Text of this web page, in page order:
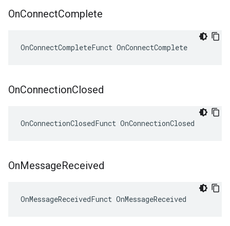
OnConnectComplete
OnConnectCompleteFunct OnConnectComplete
OnConnectionClosed
OnConnectionClosedFunct OnConnectionClosed
OnMessageReceived
OnMessageReceivedFunct OnMessageReceived